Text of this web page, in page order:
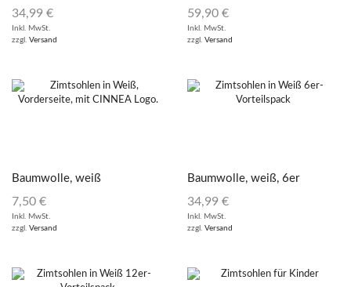
6er Vorteilspack
34,99 €
Inkl. MwSt.
zzgl. Versand
12er Vorteilspack
59,90 €
Inkl. MwSt.
zzgl. Versand
Baumwolle, weiß
7,50 €
Inkl. MwSt.
zzgl. Versand
Baumwolle, weiß, 6er
Vorteilspack
34,99 €
Inkl. MwSt.
zzgl. Versand